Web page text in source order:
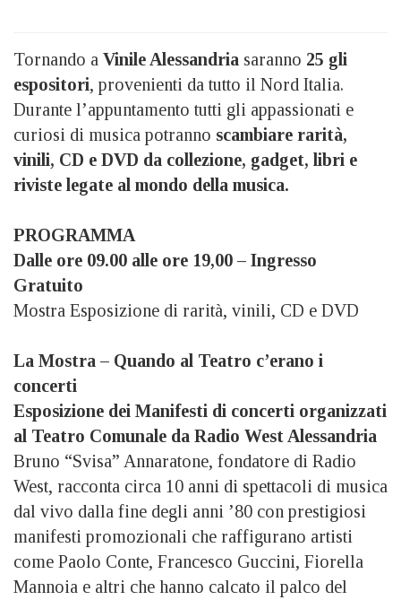
Tornando a Vinile Alessandria saranno 25 gli
espositori, provenienti da tutto il Nord Italia.
Durante l’appuntamento tutti gli appassionati e
curiosi di musica potranno scambiare rarità,
vinili, CD e DVD da collezione, gadget, libri e
riviste legate al mondo della musica.
PROGRAMMA
Dalle ore 09.00 alle ore 19,00 – Ingresso
Gratuito
Mostra Esposizione di rarità, vinili, CD e DVD
La Mostra – Quando al Teatro c’erano i
concerti
Esposizione dei Manifesti di concerti organizzati
al Teatro Comunale da Radio West Alessandria
Bruno “Svisa” Annaratone, fondatore di Radio
West, racconta circa 10 anni di spettacoli di musica
dal vivo dalla fine degli anni ’80 con prestigiosi
manifesti promozionali che raffigurano artisti
come Paolo Conte, Francesco Guccini, Fiorella
Mannoia e altri che hanno calcato il palco del